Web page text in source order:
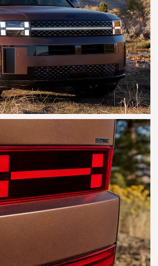
AGRANDAR
AGRANDAR